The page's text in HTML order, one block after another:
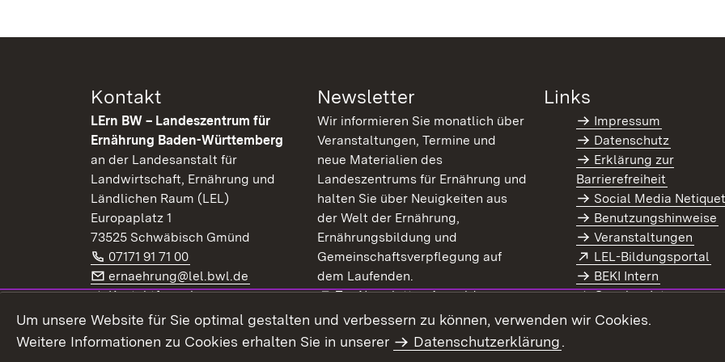
Kontakt
LErn BW – Landeszentrum für
Ernährung Baden-Württemberg
an der Landesanstalt für
Landwirtschaft, Ernährung und
Ländlichen Raum (LEL)
Europaplatz 1
73525 Schwäbisch Gmünd
Telefon:
07171 91 71 00 (Öffnet in neuem Fenster)
E-Mail:
ernaehrung@lel.bwl.de (Öffnet in neuem Fenster)
Kontaktformular
Extern:
LinkedIn (Öffnet in neuem Fenster)
Newsletter
Wir informieren Sie monatlich über
Veranstaltungen, Termine und
neue Materialien des
Landeszentrums für Ernährung und
halten Sie über Neuigkeiten aus
der Welt der Ernährung,
Ernährungsbildung und
Gemeinschaftsverpflegung auf
dem Laufenden.
Extern:
Zur Newsletter-Anmeldung(Öffnet in neuem Fenster)
Newsletter-Archiv
Links
Impressum
Datenschutz
Erklärung zur
Barrierefreiheit
Social Media
Benutzungshinweise
Veranstaltungen
Extern:
LEL-Bildungsportal
BEKI Intern
Coaches Intern
Intranet
Um unsere Website für Sie optimal gestalten und verbessern zu können, verwenden wir Cookies.
Weitere Informationen zu Cookies erhalten Sie in unserer
Datenschutzerklärung.